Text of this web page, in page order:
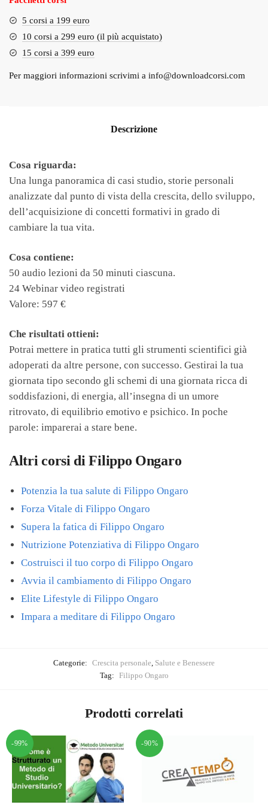
5 corsi a 199 euro
10 corsi a 299 euro (il più acquistato)
15 corsi a 399 euro
Per maggiori informazioni scrivimi a info@downloadcorsi.com
Descrizione
Cosa riguarda:
Una lunga panoramica di casi studio, storie personali
analizzate dal punto di vista della crescita, dello sviluppo,
dell’acquisizione di concetti formativi in grado di
cambiare la tua vita.
Cosa contiene:
50 audio lezioni da 50 minuti ciascuna.
24 Webinar video registrati
Valore: 597 €
Che risultati ottieni:
Potrai mettere in pratica tutti gli strumenti scientifici già
adoperati da altre persone, con successo. Gestirai la tua
giornata tipo secondo gli schemi di una giornata ricca di
soddisfazioni, di energia, all’insegna di un umore
ritrovato, di equilibrio emotivo e psichico. In poche
parole: imparerai a stare bene.
Altri corsi di Filippo Ongaro
Potenzia la tua salute di Filippo Ongaro
Forza Vitale di Filippo Ongaro
Supera la fatica di Filippo Ongaro
Nutrizione Potenziativa di Filippo Ongaro
Costruisci il tuo corpo di Filippo Ongaro
Avvia il cambiamento di Filippo Ongaro
Elite Lifestyle di Filippo Ongaro
Impara a meditare di Filippo Ongaro
Categorie: Crescita personale Salute e Benessere
Tag: Filippo Ongaro
Prodotti correlati
-99% -90%